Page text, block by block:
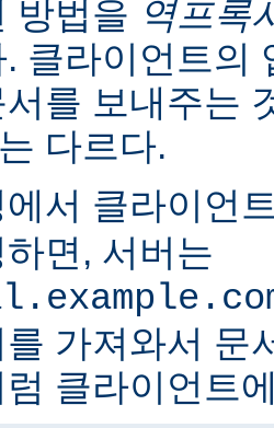
방법을 역프록
클라이언트의
를 보내주는
다르다.
에서 클라이언
면, 서버는
가져와서 문
클라이언트